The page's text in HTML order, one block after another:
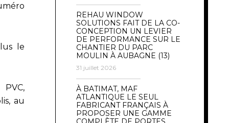
le
au
REHAU WINDOW
SOLUTIONS FAIT DE LA CO-
CONCEPTION UN LEVIER
DE PERFORMANCE SUR LE
CHANTIER DU PARC
MOULIN À AUBAGNE (13)
31 juillet 2026
À BATIMAT, MAF
ATLANTIQUE LE SEUL
FABRICANT FRANÇAIS À
PROPOSER UNE GAMME